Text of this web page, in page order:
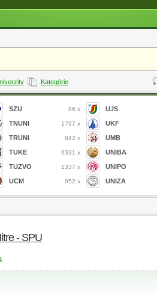
Kategórie
SZU 86 x
TNUNI 1797 x
TRUNI 842 x
TUKE 6331 x
TUZVO 1337 x
UCM 952 x
UJS
UKF
UMB
UNIBA
UNIPO
UNIZA
- SPU